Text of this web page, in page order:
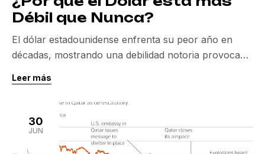
Débil que Nunca?
El dólar estadounidense enfrenta su peor año en
décadas, mostrando una debilidad notoria provocada
política derivada de las políticas arancelarias de
Donald Trump. Esta situación ha llevado a los
inversores a replantearse su interés en activos
estadounidenses, ya que el dólar ha caído casi un
10% este año, alcanzando […]
Leer más
30
JUN